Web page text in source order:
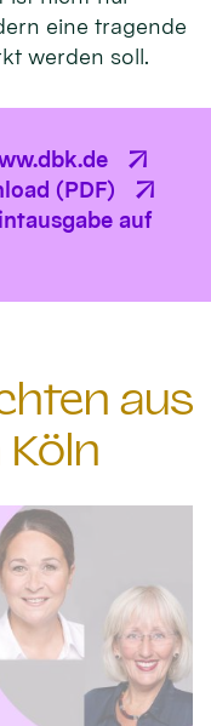
eine tragende
werden soll.
(PDF)
auf
aus